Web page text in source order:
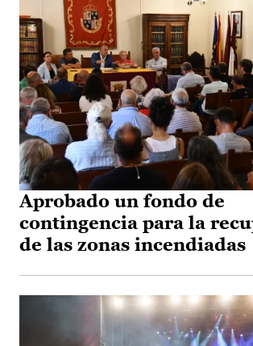
Aprobado un fondo de
contingencia para la
de las zonas incendiadas